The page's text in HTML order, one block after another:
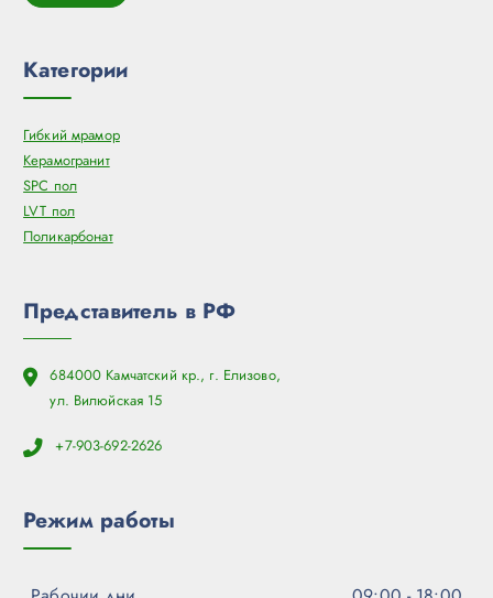
Категории
Гибкий мрамор
Керамогранит
SPC пол
LVT пол
Поликарбонат
Представитель в РФ
684000 Камчатский кр., г. Елизово,
ул. Вилюйская 15
+7-903-692-2626
Режим работы